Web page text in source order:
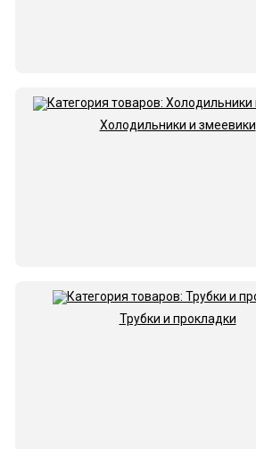
Холодильники и змеевики
Трубки и прокладки